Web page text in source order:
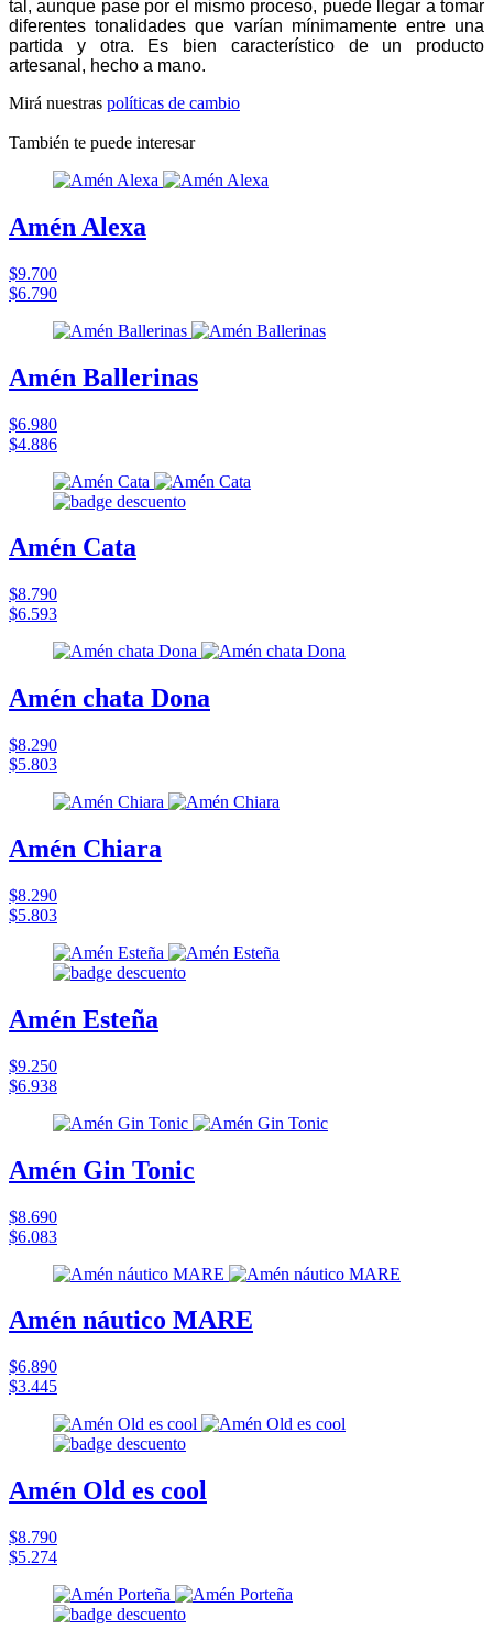
tal, aunque pase por el mismo proceso, puede llegar a tomar
diferentes tonalidades que varían mínimamente entre una
partida y otra. Es bien característico de un producto
artesanal, hecho a mano.
Mirá nuestras políticas de cambio
También te puede interesar
Amén Alexa
$9.700
$6.790
Amén Ballerinas
$6.980
$4.886
Amén Cata
$8.790
$6.593
Amén chata Dona
$8.290
$5.803
Amén Chiara
$8.290
$5.803
Amén Esteña
$9.250
$6.938
Amén Gin Tonic
$8.690
$6.083
Amén náutico MARE
$6.890
$3.445
Amén Old es cool
$8.790
$5.274